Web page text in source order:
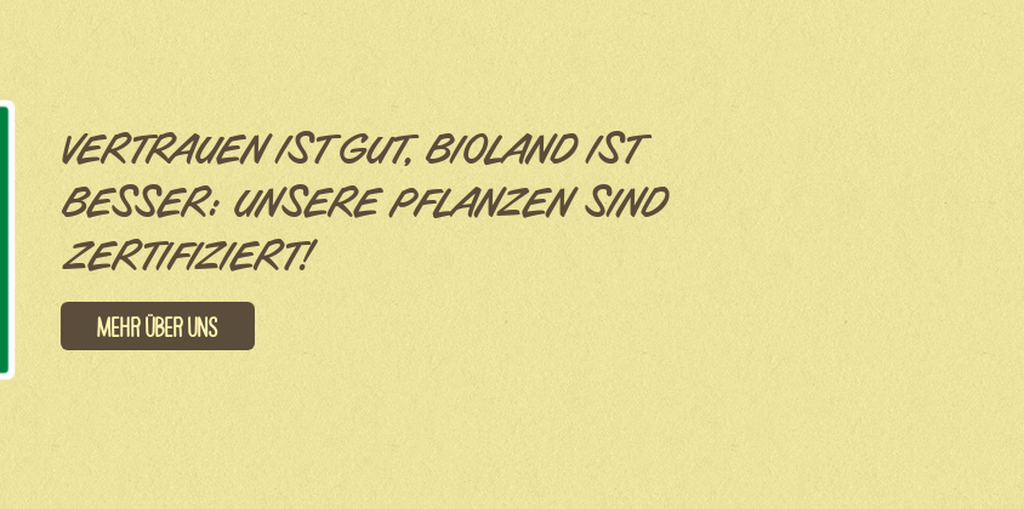
VERTRAUEN IST GUT, BIOLAND IST
BESSER: UNSERE PFLANZEN SIND
ZERTIFIZIERT!
Mehr über uns